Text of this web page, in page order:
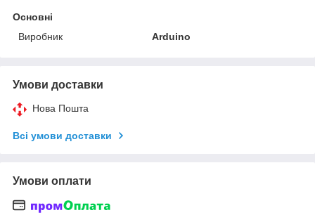
Основні
Виробник
Arduino
Умови доставки
Нова Пошта
Всі умови доставки
Умови оплати